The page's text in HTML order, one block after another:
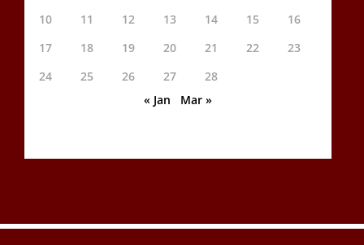
10
11 12 13 14 15
16
17
18 19 20 21 22
23
24
25 26 27
28
« Jan
Mar »